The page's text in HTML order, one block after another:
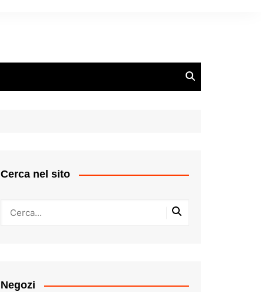
Cerca nel sito
Negozi